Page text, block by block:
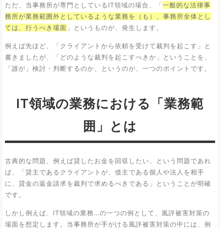
ただ、当事務所が専門としているIT領域の場合、「一般的な法律事
務所が業務範囲外としているような業務を（も）、事務所全体とし
ては、行うべき場面 」というものが、発生します。
例えば先ほど、「クライアントから依頼を受けて裁判を起こす」と
書きましたが、「どのような裁判を起こすべきか」ということを、
「誰が」検討・判断するのか、というのが、一つのポイントです。
IT領域の業務における「業務範
囲」とは
古典的な問題、例えば貸したお金を回収したい、という問題であれ
ば、「貸主であるクライアントが、借主である個人や法人を相手
に、貸金の返金請求を裁判で求めるべきである」ということが明確
です。
しかし例えば、IT領域の業務…の一つの例として、風評被害対策の
場面を想定します。当事務所が手がける風評被害対策の中には、例